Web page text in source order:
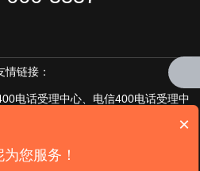
情链接：
电话受理中心、 电信400电话受理中
电话续费中心
×
您服务！